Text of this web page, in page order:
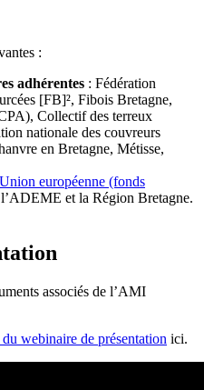
:
adhérentes : Fédération
[FB]², Fibois Bretagne,
Collectif des terreux
nationale des couvreurs
en Bretagne, Métisse,
européenne (fonds
et la Région Bretagne.
associés de l’AMI
webinaire de présentation ici.